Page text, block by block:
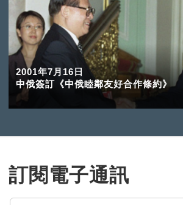
2001年7月16日
中俄簽訂《中俄睦鄰友好合作條約》
訂閱電子通訊